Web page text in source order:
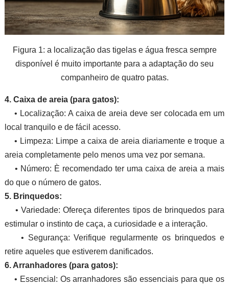
Figura 1: a localização das tigelas e água fresca sempre
disponível é muito importante para a adaptação do seu
companheiro de quatro patas.
4. Caixa de areia (para gatos):
• Localização: A caixa de areia deve ser colocada em um
local tranquilo e de fácil acesso.
• Limpeza: Limpe a caixa de areia diariamente e troque a
areia completamente pelo menos uma vez por semana.
• Número: È recomendado ter uma caixa de areia a mais
do que o número de gatos.
5. Brinquedos:
• Variedade: Ofereça diferentes tipos de brinquedos para
estimular o instinto de caça, a curiosidade e a interação.
• Segurança: Verifique regularmente os brinquedos e
retire aqueles que estiverem danificados.
6. Arranhadores (para gatos):
• Essencial: Os arranhadores são essenciais para que os